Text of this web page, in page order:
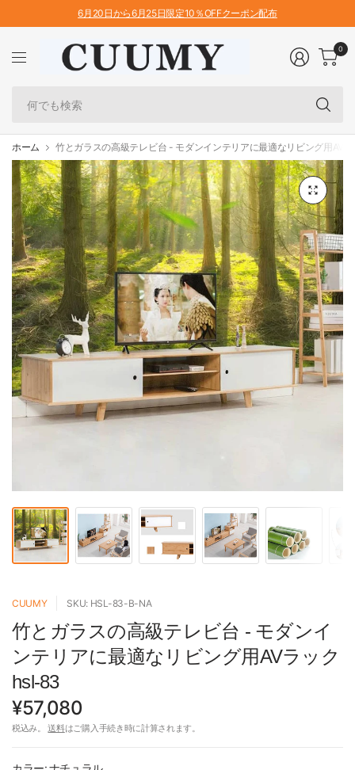
6月20日から6月25日限定10％OFFクーポン配布
索
0
ホーム 竹とガラスの高級テレビ台 - モダンインテリアに最適なリビング用AV
CUUMY SKU: HSL-83-B-NA
竹とガラスの高級テレビ台 - モダンイ
ンテリアに最適なリビング用AVラック
hsl-83
¥57,080
税込み。送料はご購入手続き時に計算されます。